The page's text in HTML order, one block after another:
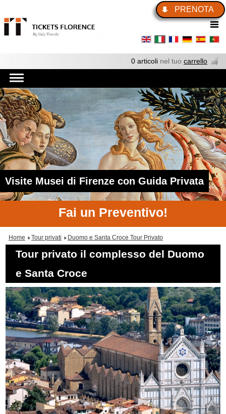
0 articoli nel tuo carrello
Visite Musei di Firenze con Guida Privata
Fai un Preventivo!
Home Tour privati Duomo e Santa Croce Tour Privato
Tour privato il complesso del Duomo
e Santa Croce
PRENOTA